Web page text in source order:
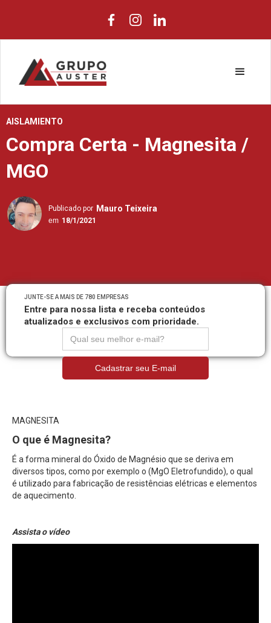
AISLAMIENTO
Compra Certa - Magnesita /
MGO
Publicado por Mauro Teixeira
em 18/1/2021
JUNTE-SE A MAIS DE 780 EMPRESAS
Entre para nossa lista e receba conteúdos
atualizados e exclusivos com prioridade.
MAGNESITA
O que é Magnesita?
É a forma mineral do Óxido de Magnésio que se deriva em
diversos tipos, como por exemplo o (MgO Eletrofundido), o qual
é utilizado para fabricação de resistências elétricas e elementos
de aquecimento.
Assista o vídeo